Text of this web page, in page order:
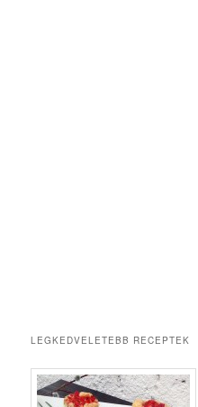
LEGKEDVELETEBB RECEPTEK